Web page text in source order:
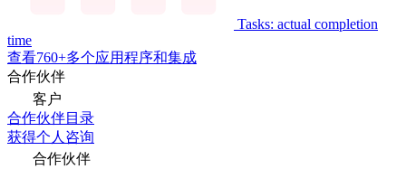
Tasks: actual completion
time
查看760+多个应用程序和集成
合作伙伴
客户
合作伙伴目录
获得个人咨询
合作伙伴